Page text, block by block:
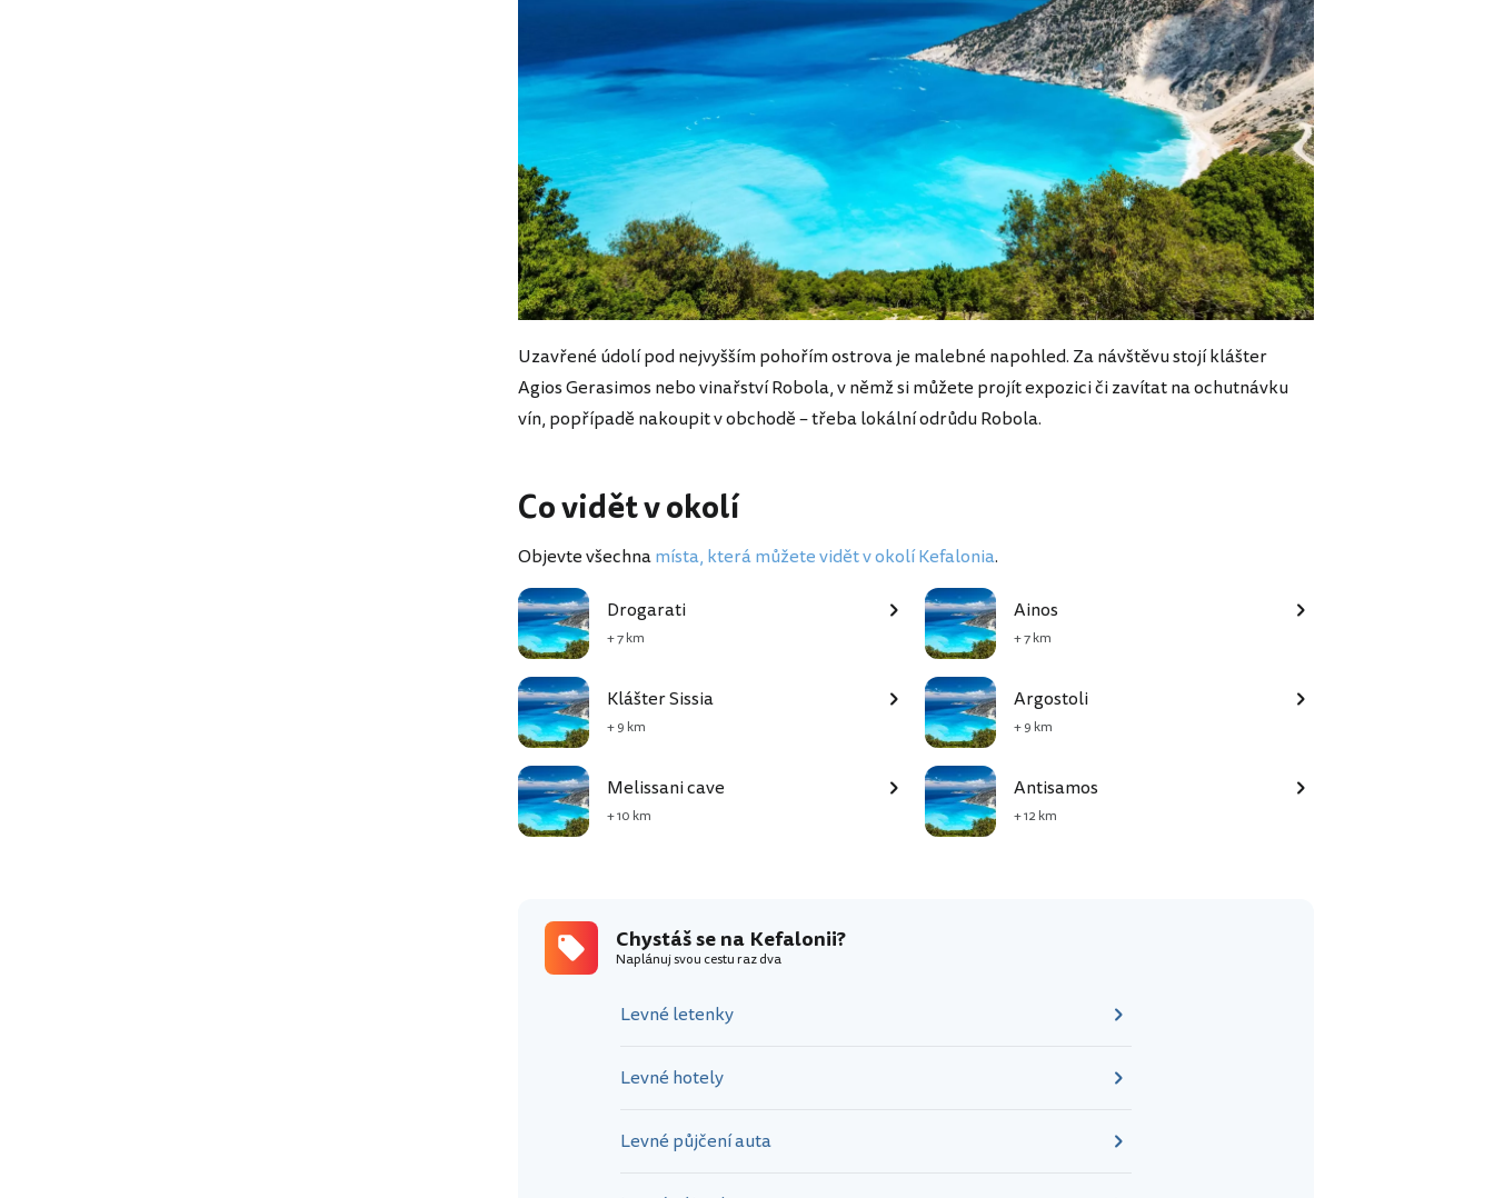
Uzavřené údolí pod nejvyšším pohořím ostrova je malebné napohled. Za návštěvu stojí klášter
Agios Gerasimos nebo vinařství Robola, v němž si můžete projít expozici či zavítat na ochutnávku
vín, popřípadě nakoupit v obchodě – třeba lokální odrůdu Robola.
Co vidět v okolí
Objevte všechnamísta, která můžete vidět v okolí Kefalonia.
Drogarati
+ 7 km
Ainos
+ 7 km
Klášter Sissia
+ 9 km
Argostoli
+ 9 km
Melissani cave
+ 10 km
Antisamos
+ 12 km
Chystáš se na Kefalonii?
Naplánuj svou cestu raz dva
Levné letenky
Levné hotely
Levné půjčení auta